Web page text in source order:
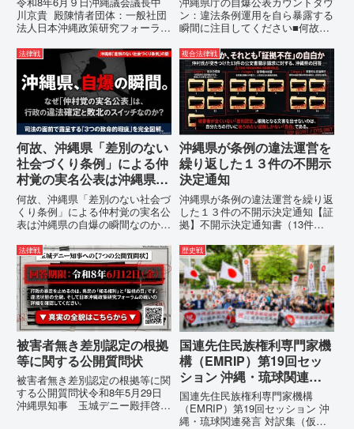
川京貴 殿陳情者団体：一般社団
法人日本沖縄政策研究フォーラム
所：沖縄県那覇市電 話：
080- 実名公表という不利益処分
を啓発との詭弁による言論弾圧条
例の即時運用停止を求める陳情
ください
ン：違法条例運用を自ら暴露する
瞬間に注目してください■何故、
テルを貼りたい本当の理由「なぜ
沖縄県庁は、法を無視してまで私
を封じ込めようとするのか。」そ
の理由は明確です。県政が統治
の...
法律戦
何故、沖縄県「差別のない
社会づくり条例」による仲
村覚の実名公表は沖縄県の
自爆の瞬間なのか？その3
つの理由。
何故、沖縄県「差別のない社会づ
くり条例」による仲村覚の実名公
表は沖縄県の自爆の瞬間なのか？
強行しようとしている「仲村覚の
実名公表」。行政側はこの行為
を、特定の個人を社会的制裁に追
い込むための「仕上げ」だと考え
て...
複合法律戦
沖縄県が条例の違法運営を
繰り返した１３件の不開示
決定通知
沖縄県が条例の違法運営を繰り返
した１３件の不開示決定通知【証
拠】不開示決定通知書（13件）
が請求した「差別認定の根拠」に
対し、県は全て非開示・存否応答
拒否を突きつけました。これは、
彼らが行政手続きの正当性を失
っ...
法律戦
被害者無き差別認定の根拠
等に関する公開質問状
被害者無き差別認定の根拠等に関
する公開質問状令和8年5月29日
沖縄県知事 玉城デニー殿拝啓貴
歴史戦
国連先住民族権利専門家機
構（EMRIP）第19回セッ
ション 沖縄・琉球関連発
言 対訳集（仮訳）
国連先住民族権利専門家機構
（EMRIP）第19回セッション 沖
縄・琉球関連発言 対訳集（仮